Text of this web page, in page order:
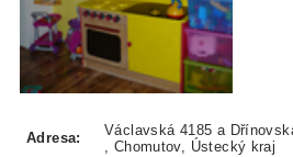
Adresa:
Václavská 4185 a
, Chomutov, Ústecký kraj